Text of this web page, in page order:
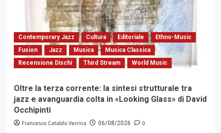
Contemporary Jazz Cultura Editoriale
Ethno-Music
Fusion
Jazz Musica
Musica Classica
Recensione Dischi
Third Stream World Music
Oltre la terza corrente: la sintesi strutturale tra
jazz e avanguardia colta in «Looking Glass» di David
Occhipinti
Francesco Cataldo Verrina 06/08/2026 0